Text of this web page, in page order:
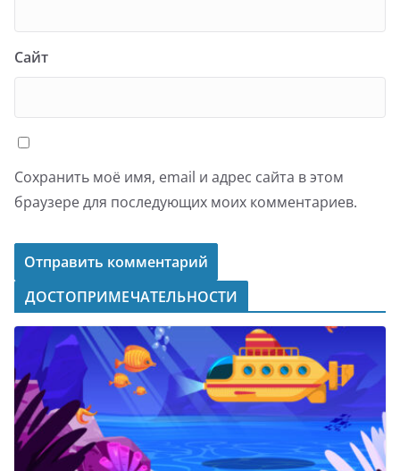
Сайт
Сохранить моё имя, email и адрес сайта в этом
браузере для последующих моих комментариев.
ДОСТОПРИМЕЧАТЕЛЬНОСТИ